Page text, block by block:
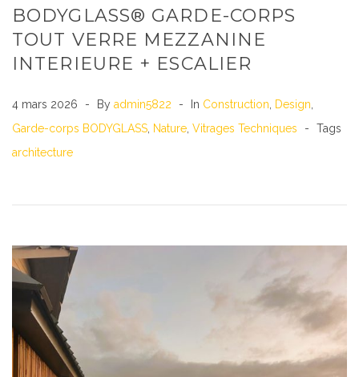
BODYGLASS® GARDE-CORPS
TOUT VERRE MEZZANINE
INTERIEURE + ESCALIER
4 mars 2026 By admin5822 In Construction Design
Garde-corps BODYGLASS Nature Vitrages Techniques
Tags
architecture